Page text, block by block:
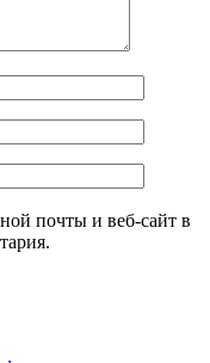
почты и веб-сайт в